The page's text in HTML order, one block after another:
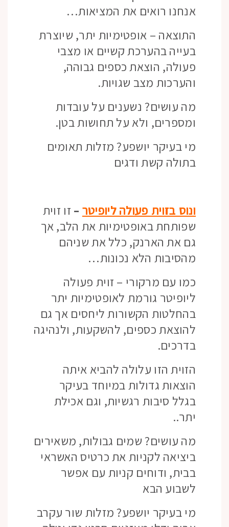
אנחנו רואים את המציאות…
התוצאה – אופטימיות יתר, שיוצרת
בעייה בהערכת קשיים או מצבי
פעולה, הוצאת כספים גבוהה,
והערכות מצב שגויות.
מה עושים? נשענים על עובדות
ומספרים, ולא על תחושות בטן.
מי בעיקר יושפע? מזלות תאומים
בתולה קשת ודגים
ונוס בזוית פעולה ליופיטר – זו זוית
שפותחת באופטימיות את הלב, אך
גם את הארנק, כלל את שניהם
מהסיבות הלא נכונות…
כמו עם מרקורי – זוית פעולה
ליופיטר גורמת לאופטימיות יתר
בהחלטות הקשורות ליחסים אך גם
להוצאת כספים, להשקעות, ולנהיגה
בדרכים.
הזוית הזו עלולה להביא איתה
הוצאות גדולות במיוחד בעיקר
בגלל סיבות רגשיות, וגם אכילת
יתר..
מה עושים? שמים גבולות, משאירים
ביציאה לקניות את כרטיס האשראי
בבית, ודוחים קניות עם אפשר
לשבוע הבא
מי בעיקר יושפע? מזלות שור עקרב